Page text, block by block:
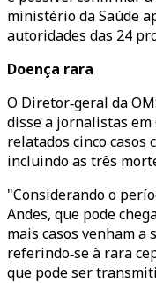
ministério da Saúde
autoridades das 24
Doença rara
O Diretor‑geral da
disse a jornalistas em
relatados cinco casos
incluindo as três
"Considerando o
Andes, que pode
mais casos venham a
referindo‑se à rara
que pode ser